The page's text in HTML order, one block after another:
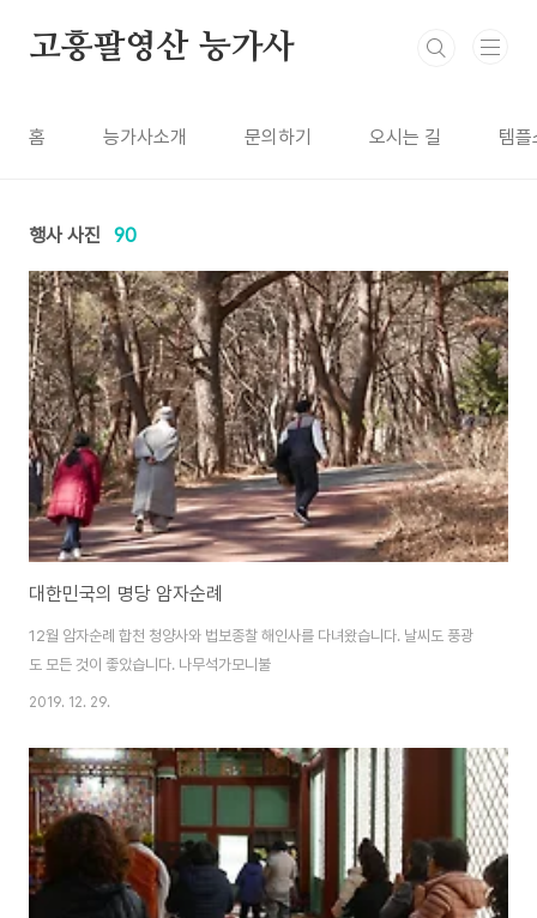
고흥팔영산 능가사
홈 능가사소개 문의하기 오시는 길 템
행사 사진 90
대한민국의 명당 암자순례
12월 암자순례 합천 청양사와 법보종찰 해인사를 다녀왔습니다. 날씨도 풍광
도 모든 것이 좋았습니다. 나무석가모니불
2019. 12. 29.